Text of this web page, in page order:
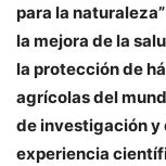
para la naturaleza”
la mejora de la
la protección de
agrícolas del
de investigación y
experiencia